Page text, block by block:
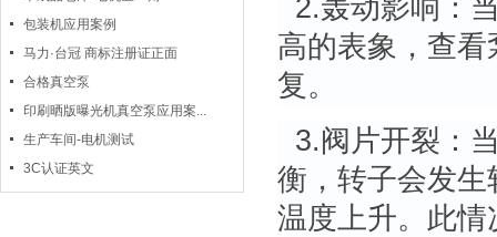
包装机应用案例
马力·台冠 商标注册证正面
合格真空泵
印刷晒版曝光机真空泵应用案...
生产车间-电机测试
3C认证英文
2.轰动影响：
高的表象，查
复。
3.阀片开裂：
衡，转子会发
温度上升。此